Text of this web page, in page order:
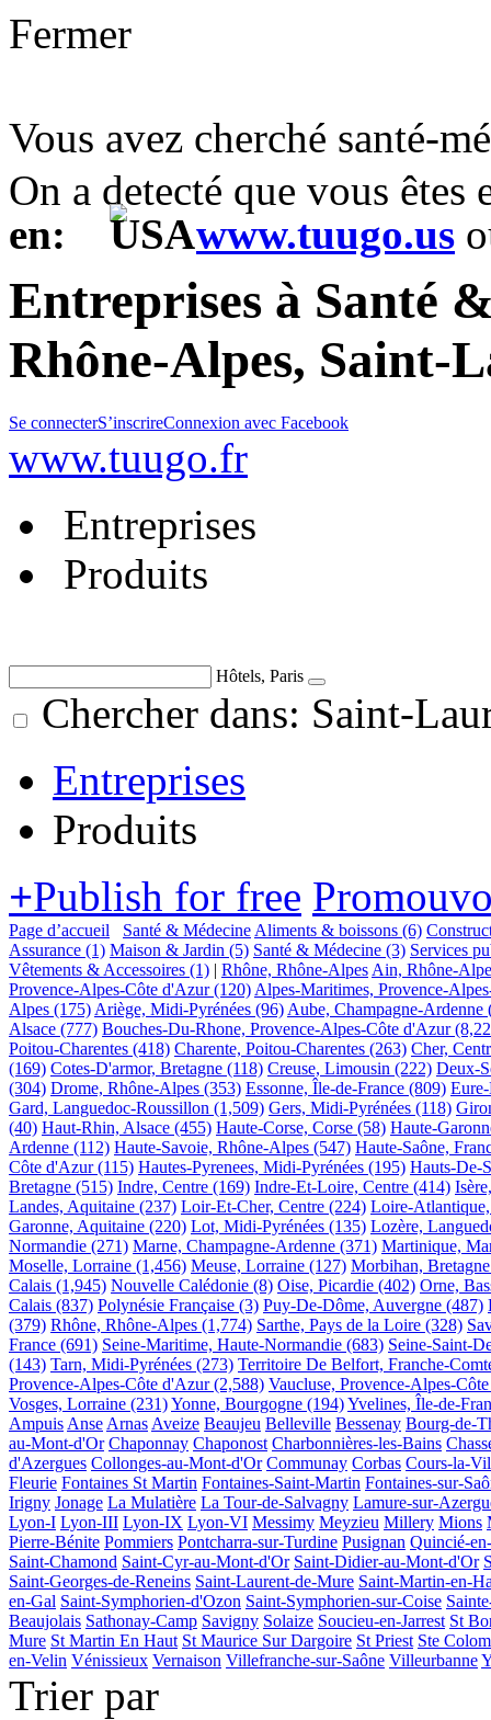
Fermer
Vous avez cherché santé-
On a detecté que vous
en:
www.tuugo.us
Entreprises à Santé
Rhône-Alpes, Saint-
Se connecterS’inscrireConnexion avec Facebook
www.tuugo.fr
Entreprises
Produits
Hôtels, Paris
Chercher dans: Saint-
Entreprises
Produits
+Publish for free
Page d’accueil Santé & Médecine Aliments & boissons (6)
Assurance (1) Maison & Jardin (5) Santé & Médecine (3) Services
Vêtements & Accessoires (1) | Rhône, Rhône-Alpes Ain, Rhône-
Provence-Alpes-Côte d'Azur (120) Alpes-Maritimes, Provence-
Alpes (175) Ariège, Midi-Pyrénées (96) Aube, Champagne-Ardenne
Alsace (777) Bouches-Du-Rhone, Provence-Alpes-Côte d'Azur
Poitou-Charentes (418) Charente, Poitou-Charentes (263) Cher,
(169) Cotes-D'armor, Bretagne (118) Creuse, Limousin (222) Deux-
(304) Drome, Rhône-Alpes (353) Essonne, Île-de-France (809)
Gard, Languedoc-Roussillon (1,509) Gers, Midi-Pyrénées (118)
(40) Haut-Rhin, Alsace (455) Haute-Corse, Corse (58) Haute-
Ardenne (112) Haute-Savoie, Rhône-Alpes (547) Haute-Saône,
Côte d'Azur (115) Hautes-Pyrenees, Midi-Pyrénées (195) Hauts-De-
Bretagne (515) Indre, Centre (169) Indre-Et-Loire, Centre (414)
Landes, Aquitaine (237) Loir-Et-Cher, Centre (224) Loire-
Garonne, Aquitaine (220) Lot, Midi-Pyrénées (135) Lozère,
Normandie (271) Marne, Champagne-Ardenne (371) Martinique,
Moselle, Lorraine (1,456) Meuse, Lorraine (127) Morbihan, Bretagne
Calais (1,945) Nouvelle Calédonie (8) Oise, Picardie (402) Orne,
Calais (837) Polynésie Française (3) Puy-De-Dôme, Auvergne (487)
(379) Rhône, Rhône-Alpes (1,774) Sarthe, Pays de la Loire (328)
France (691) Seine-Maritime, Haute-Normandie (683) Seine-Saint-
(143) Tarn, Midi-Pyrénées (273) Territoire De Belfort, Franche-
Provence-Alpes-Côte d'Azur (2,588) Vaucluse, Provence-Alpes-
Vosges, Lorraine (231)Yonne, Bourgogne (194)Yvelines, Île-de-
Ampuis Anse Arnas Aveize Beaujeu Belleville Bessenay Bourg-de-
au-Mont-d'Or Chaponnay Chaponost Charbonnières-les-Bains
d'Azergues Collonges-au-Mont-d'Or Communay Corbas Cours-la-
Fleurie Fontaines St Martin Fontaines-Saint-Martin Fontaines-sur-
Irigny Jonage La Mulatière La Tour-de-Salvagny Lamure-sur-
Lyon-I Lyon-III Lyon-IX Lyon-VI Messimy Meyzieu Millery Mions
Pierre-Bénite Pommiers Pontcharra-sur-Turdine Pusignan Quincié-
Saint-Chamond Saint-Cyr-au-Mont-d'Or Saint-Didier-au-Mont-d'Or
Saint-Georges-de-Reneins Saint-Laurent-de-Mure Saint-Martin-en-
en-Gal Saint-Symphorien-d'Ozon Saint-Symphorien-sur-Coise
Beaujolais Sathonay-Camp Savigny Solaize Soucieu-en-Jarrest St
Mure St Martin En Haut St Maurice Sur Dargoire St Priest Ste
en-Velin Vénissieux Vernaison Villefranche-sur-Saône Villeurbanne
Trier par